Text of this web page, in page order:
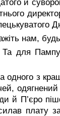
й
нам,
для
одного з
й П’єро
плату